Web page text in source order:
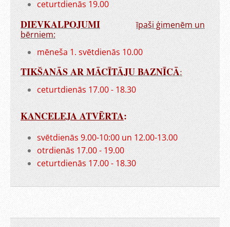
ceturtdienās 19.00
DIEVKALPOJUMI
īpaši ģimenēm un
bērniem:
mēneša 1. svētdienās 10.00
TIKŠANĀS AR MĀCĪTĀJU BAZNĪCĀ:
ceturtdienās 17.00 - 18.30
KANCELEJA ATVĒRTA:
svētdienās 9.00-10:00 un 12.00-13.00
otrdienās 17.00 - 19.00
ceturtdienās 17.00 - 18.30